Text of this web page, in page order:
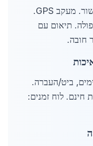
משלוח תוך 48-72 שעות מאישור. מעקב GPS.
חובה.
שארית: 70% בתוך 7 ימים, ביט/העברה.
איכות חינם. לוח זמנים: